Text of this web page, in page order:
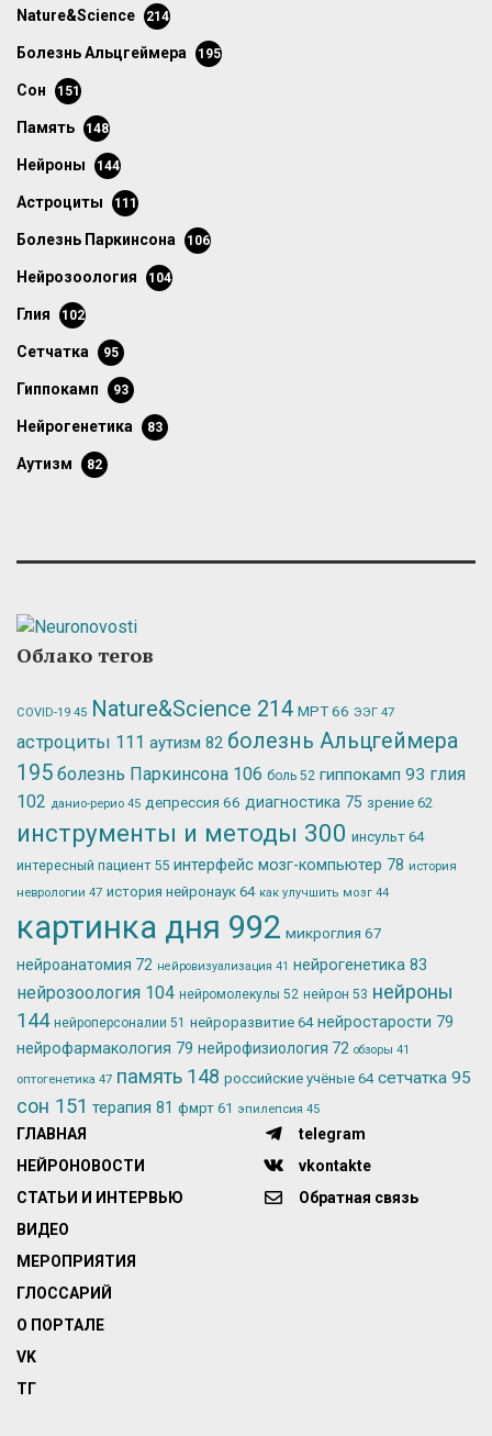
Nature&Science 214
болезнь Альцгеймера 195
сон 151
память 148
нейроны 144
астроциты 111
болезнь Паркинсона 106
нейрозоология 104
глия 102
сетчатка 95
гиппокамп 93
нейрогенетика 83
аутизм 82
Облако тегов
COVID-19 45 Nature&Science 214 МРТ66 ЭЭГ 47
астроциты 111 аутизм 82 болезнь Альцгеймера
195 болезнь Паркинсона 106 боль 52 гиппокамп 93 глия
102 данио-рерио 45 депрессия 66 диагностика 75 зрение 62
инструменты и методы 300 инсульт 64
интересный пациент 55 интерфейс мозг-компьютер 78 история
неврологии 47 история нейронаук 64 как улучшить мозг 44
картинка дня 992 микроглия 67
нейроанатомия 72 нейровизуализация 41 нейрогенетика 83
нейрозоология 104 нейромолекулы 52 нейрон 53 нейроны
144 нейроперсоналии 51 нейроразвитие 64 нейростарости 79
нейрофармакология 79 нейрофизиология 72 обзоры 41
оптогенетика 47 память 148 российские учёные 64 сетчатка 95
сон 151 терапия 81 фмрт 61 эпилепсия 45
ГЛАВНАЯ
НЕЙРОНОВОСТИ
СТАТЬИ И ИНТЕРВЬЮ
ВИДЕО
МЕРОПРИЯТИЯ
ГЛОССАРИЙ
О ПОРТАЛЕ
VK
ТГ
telegram
vkontakte
Обратная связь